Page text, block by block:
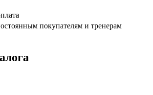
покупателям и тренерам